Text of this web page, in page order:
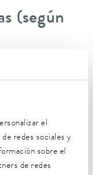
el
redes sociales y
sobre el
de redes
(según